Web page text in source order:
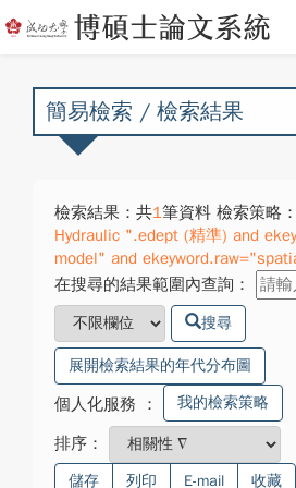
簡易檢索 / 檢索結果
檢索結果：共1筆資料 檢索策略：
Hydraulic ".edept (精準) and
model" and
在搜尋的結果範圍內查詢：
搜尋
展開檢索結果的年代分布圖
個人化服務 ： 我的檢索策略
排序：
儲存 列印 E-mail 收藏